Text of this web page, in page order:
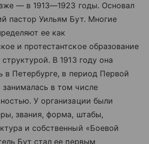
— в 1913—1923 годы. Основал
пастор Уильям Бут. Многие
ее как
и протестантское образование
В 1913 году она
в Петербурге, в период Первой
в том числе
У организации были
звания, форма, штабы,
и собственный «Боевой
Бут стал ее первым